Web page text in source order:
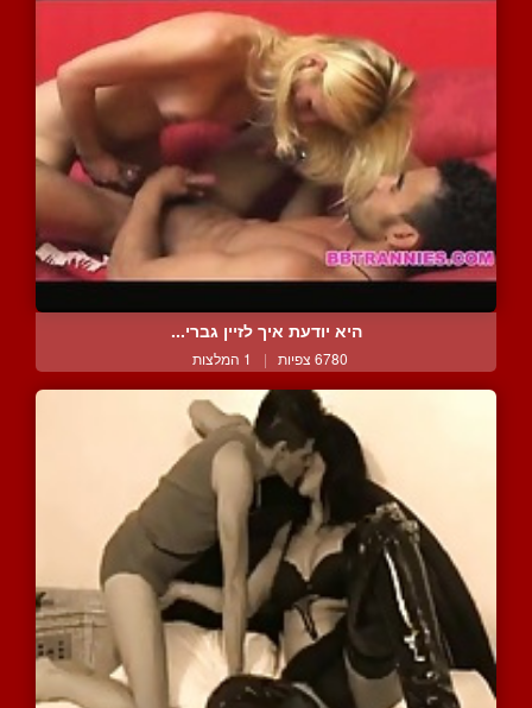
היא יודעת איך לזיין גברי...
6780 צפיות | 1 המלצות